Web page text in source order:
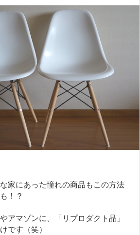
家にあった憧れの商品もこの方法
！？
アマゾンに、「リプロダクト品」
です（笑）